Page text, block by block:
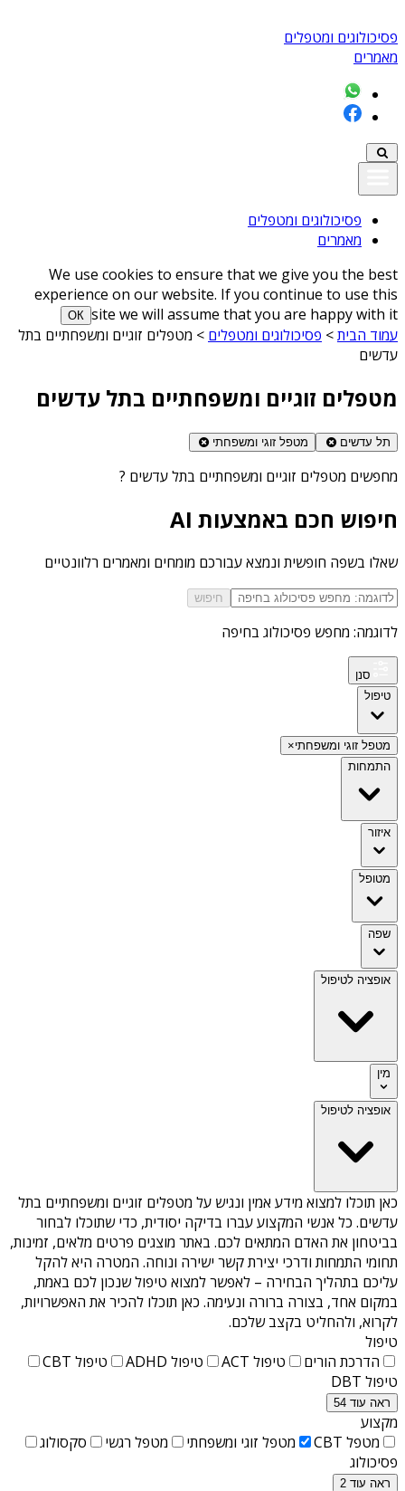
פסיכולוגים ומטפלים
מאמרים
פסיכולוגים ומטפלים
מאמרים
We use cookies to ensure that we give you the best
experience on our website. If you continue to use this
site we will assume that you are happy with it
ОК
עמוד הבית> פסיכולוגים ומטפלים > מטפלים זוגיים ומשפחתיים בתל
עדשים
מטפלים זוגיים ומשפחתיים בתל עדשים
תל עדשים מטפל זוגי ומשפחתי
מחפשים מטפלים זוגיים ומשפחתיים בתל עדשים ?
חיפוש חכם באמצעות AI
שאלו בשפה חופשית ונמצא עבורכם מומחים ומאמרים רלוונטיים
חיפוש
לדוגמה: מחפש פסיכולוג בחיפה
סנן
טיפול
מטפל זוגי ומשפחתי×
התמחות
איזור
מטופל
שפה
אופציה לטיפול
מין
אופציה לטיפול
כאן תוכלו למצוא מידע אמין ונגיש על מטפלים זוגיים ומשפחתיים בתל
עדשים. כל אנשי המקצוע עברו בדיקה יסודית, כדי שתוכלו לבחור
בביטחון את האדם המתאים לכם. באתר מוצגים פרטים מלאים, זמינות,
תחומי התמחות ודרכי יצירת קשר ישירה ונוחה. המטרה היא להקל
עליכם בתהליך הבחירה – לאפשר למצוא טיפול שנכון לכם באמת,
במקום אחד, בצורה ברורה ונעימה. כאן תוכלו להכיר את האפשרויות,
לקרוא, ולהחליט בקצב שלכם.
טיפול
הדרכת הורים
טיפול ACT טיפול ADHD
טיפול CBT
טיפול DBT
ראה עוד 54
מקצוע
מטפל CBT
מטפל זוגי ומשפחתי מטפל רגשי
סקסולוג
פסיכולוג
ראה עוד 2